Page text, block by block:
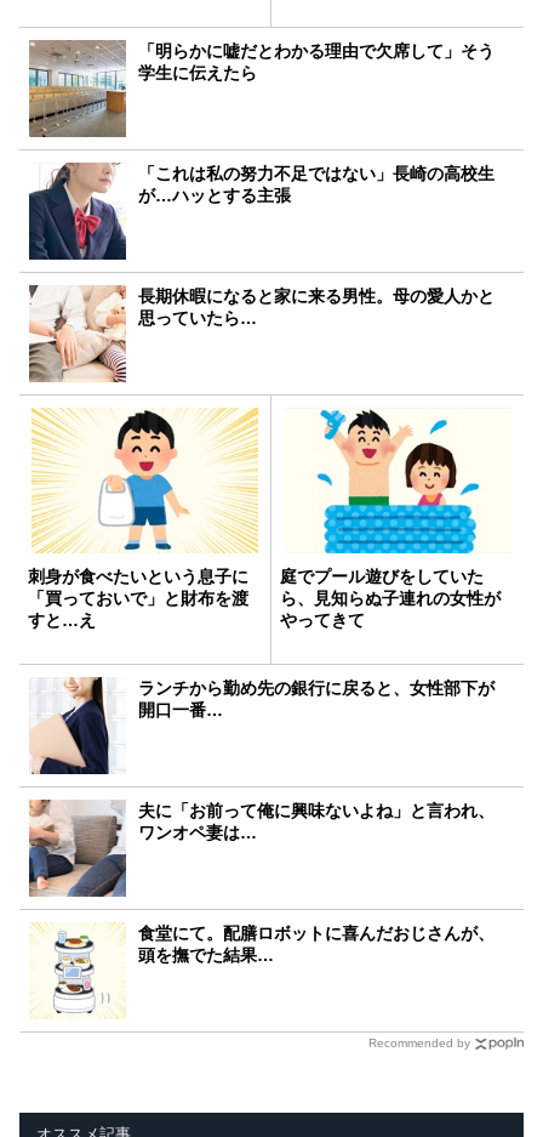
「明らかに嘘だとわかる理由で欠席して」そう
学生に伝えたら
「これは私の努力不足ではない」長崎の高校生
が…ハッとする主張
長期休暇になると家に来る男性。母の愛人かと
思っていたら…
刺身が食べたいという息子に
「買っておいで」と財布を渡
すと…え
庭でプール遊びをしていた
ら、見知らぬ子連れの女性が
やってきて
ランチから勤め先の銀行に戻ると、女性部下が
開口一番…
夫に「お前って俺に興味ないよね」と言われ、
ワンオペ妻は…
食堂にて。配膳ロボットに喜んだおじさんが、
頭を撫でた結果…
Recommended by
オススメ記事